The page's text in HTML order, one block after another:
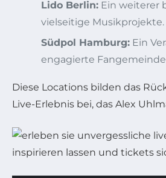
Lido Berlin: Ein weiterer
vielseitige Musikprojekte.
Südpol Hamburg: Ein
engagierte
Diese Locations bilden das
Live-Erlebnis bei, das Alex